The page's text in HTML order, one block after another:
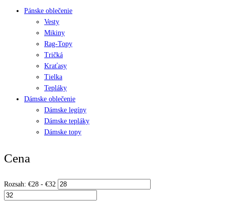
Pánske oblečenie
Vesty
Mikiny
Rag-Topy
Tričká
Kraťasy
Tielka
Tepláky
Dámske oblečenie
Dámske legíny
Dámske tepláky
Dámske topy
Cena
Rozsah: €28 - €32